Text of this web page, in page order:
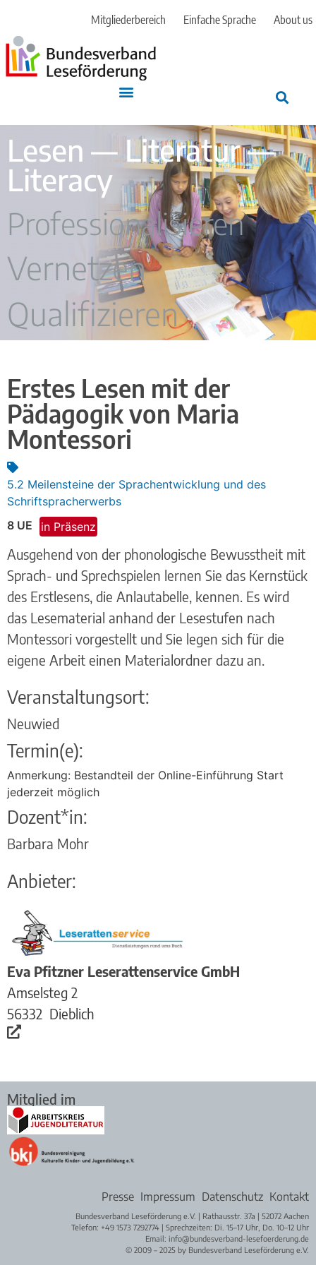
Mitgliederbereich Einfache Sprache About us
Lesen — Literatur —
Literacy
Professionalisieren
Vernetzen
Qualifizieren
Erstes Lesen mit der
Pädagogik von Maria
Montessori
5.2 Meilensteine der Sprachentwicklung und des
Schriftspracherwerbs
8 UE
in Präsenz
Ausgehend von der phonologische Bewusstheit mit
Sprach- und Sprechspielen lernen Sie das Kernstück
des Erstlesens, die Anlautabelle, kennen. Es wird
das Lesematerial anhand der Lesestufen nach
Montessori vorgestellt und Sie legen sich für die
eigene Arbeit einen Materialordner dazu an.
Veranstaltungsort:
Neuwied
Termin(e):
Anmerkung: Bestandteil der Online-Einführung Start
jederzeit möglich
Dozent*in:
Barbara Mohr
Anbieter:
Eva Pfitzner Leserattenservice GmbH
Amselsteg 2
56332 Dieblich
Mitglied im
Presse Impressum Datenschutz Kontakt
Bundesverband Leseförderung e.V. | Rathausstr. 37a | 52072 Aachen
Telefon: +49 1573 7292774 | Sprechzeiten: Di. 15–17 Uhr, Do. 10–12 Uhr
Email: info@bundesverband-lesefoerderung.de
© 2009 – 2025 by Bundesverband Leseförderung e.V.